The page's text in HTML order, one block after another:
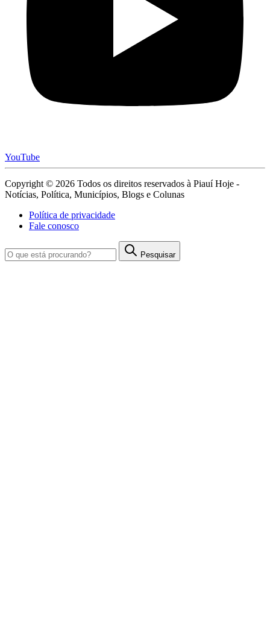
YouTube
Copyright © 2026 Todos os direitos reservados à Piauí Hoje -
Notícias, Política, Municípios, Blogs e Colunas
Política de privacidade
Fale conosco
Pesquisar